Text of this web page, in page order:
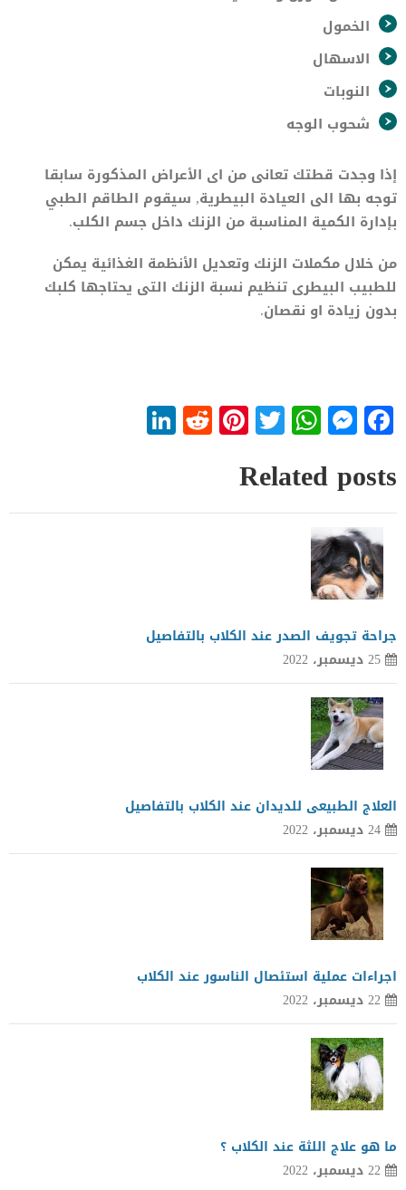
الخمول
الاسهال
النوبات
شحوب الوجه
إذا وجدت قطتك تعانى من اى الأعراض المذكورة سابقا
توجه بها الى العيادة البيطرية, سيقوم الطاقم الطبي
بإدارة الكمية المناسبة من الزنك داخل جسم الكلب.
من خلال مكملات الزنك وتعديل الأنظمة الغذائية يمكن
للطبيب البيطرى تنظيم نسبة الزنك التى يحتاجها كلبك
بدون زيادة او نقصان.
Facebook
Messenger
WhatsApp
Twitter
Pinterest
Reddit
Related posts
جراحة تجويف الصدر عند الكلاب بالتفاصيل
25 ديسمبر، 2022
العلاج الطبيعى للديدان عند الكلاب بالتفاصيل
24 ديسمبر، 2022
اجراءات عملية استئصال الناسور عند الكلاب
22 ديسمبر، 2022
ما هو علاج اللثة عند الكلاب ؟
22 ديسمبر، 2022